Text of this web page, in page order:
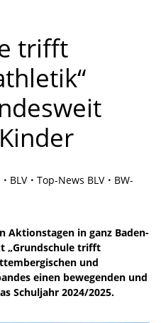
trifft
BLV Top-News BLV
BW-
Aktionstagen in ganz Baden-
„Grundschule trifft
und
einen bewegenden und
Schuljahr 2024/2025.